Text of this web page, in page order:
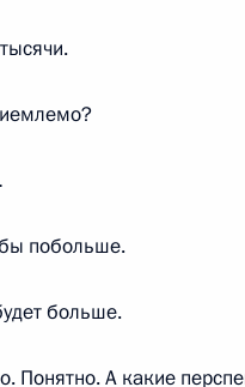
на рассмотрение
губернатора
угольного
побольше.
больше.
Понятно. А какие